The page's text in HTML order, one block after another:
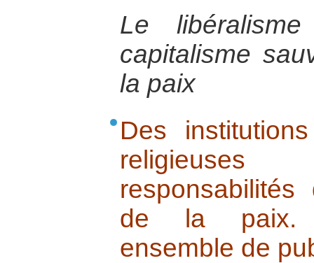
Le
capitalisme
la paix
Des
de la paix.
ensemble de